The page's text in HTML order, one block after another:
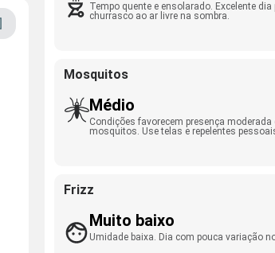
Tempo quente e ensolarado. Excelente dia
churrasco ao ar livre na sombra.
Mosquitos
Médio
Condições favorecem presença moderada
mosquitos. Use telas e repelentes
Frizz
Muito baixo
Umidade baixa. Dia com pouca variação